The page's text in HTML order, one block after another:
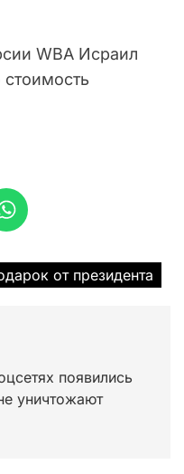
WBA Исраил
от президента
появились
уничтожают